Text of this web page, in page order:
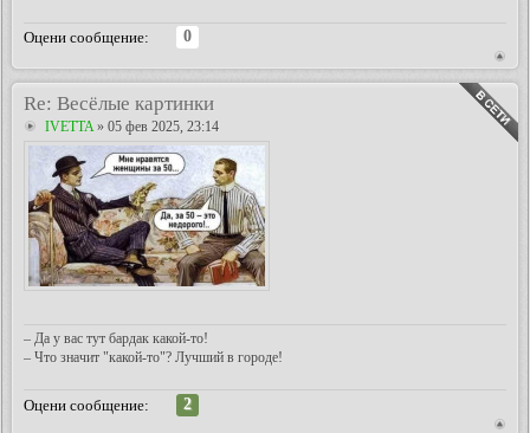
Оцени сообщение:
0
Re: Весёлые картинки
IVETTA» 05 фев 2025, 23:14
– Да у вас тут бардак какой-то!
– Что значит "какой-то"? Лучший в городе!
Оцени сообщение:
2